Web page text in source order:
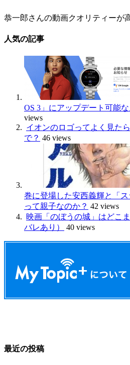
恭一郎さんの動画クオリティーが
人気の記事
OS 3」にアップデート可能
views
イオンのロゴってよく見た
で？ 46 views
巻に登場した安西義輝と「
って親子なのか？ 42 views
映画「のぼうの城」はどこ
バレあり）
40 views
最近の投稿